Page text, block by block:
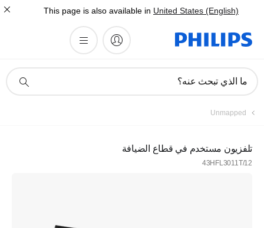
This page is also available in United States (English)
دعم
ما الذي تبحث عنه؟
Unmapped
تلفزيون مستخدم في قطاع الضيافة
43HFL3011T/12